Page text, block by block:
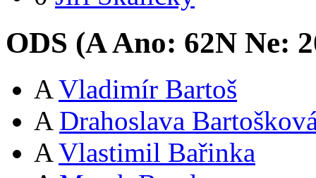
ODS (AAno: 62N Ne: 2
A Vladimír Bartoš
A Drahoslava
A Vlastimil Bařinka